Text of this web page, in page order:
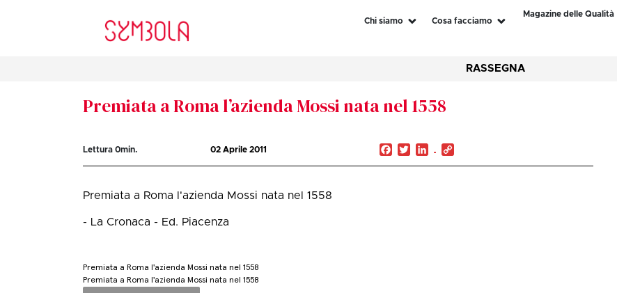
Chi siamo Cosa facciamo
Magazine delle Qualità
RASSEGNA
Premiata a Roma l’azienda Mossi nata nel 1558
Lettura0min. 02 Aprile 2011 Facebook
TwitterLinkedIn
Premiata a Roma l'azienda Mossi nata nel 1558
- La Cronaca - Ed. Piacenza
Premiata a Roma l'azienda Mossi nata nel 1558
Premiata a Roma l'azienda Mossi nata nel 1558